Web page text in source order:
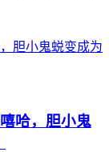
哈，胆小鬼